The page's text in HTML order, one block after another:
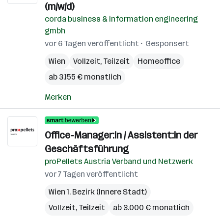
(m/w/d)
corda business & information engineering
gmbh
vor 6 Tagen veröffentlicht
Gesponsert
Wien
Vollzeit, Teilzeit
Homeoffice
ab 3.155 € monatlich
Merken
Office-Manager:in / Assistent:in der
Geschäftsführung
proPellets Austria Verband und Netzwerk
vor 7 Tagen veröffentlicht
Wien 1. Bezirk (Innere Stadt)
Vollzeit, Teilzeit
ab 3.000 € monatlich